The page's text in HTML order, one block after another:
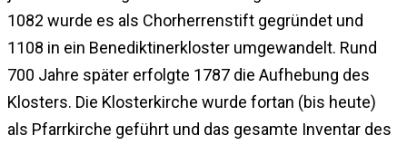
1082 wurde es als Chorherrenstift gegründet und
1108 in ein Benediktinerkloster umgewandelt. Rund
700 Jahre später erfolgte 1787 die Aufhebung des
Klosters. Die Klosterkirche wurde fortan (bis heute)
als Pfarrkirche geführt und das gesamte Inventar des